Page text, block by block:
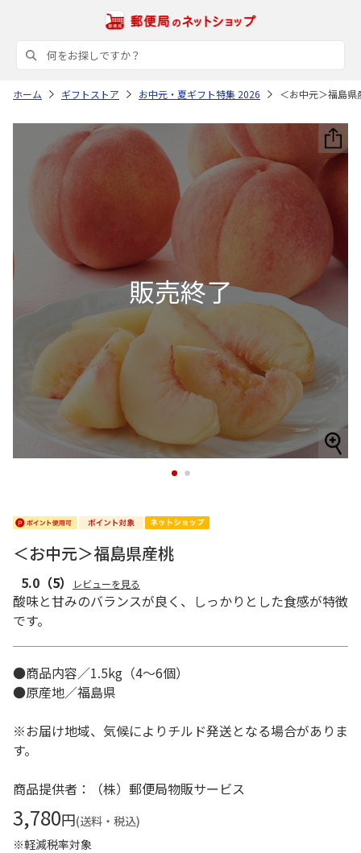
ホーム ギフトストア お中元・夏ギフト特集 2026 ＜お中元＞福島県
1 2
＜お中元＞福島県産桃
5.0 （5） レビューを見る
酸味と甘みのバランスが良く、しっかりとした食感が特徴
です。
●商品内容／1.5kg（4～6個）
●原産地／福島県
※お届け地域、気候によりチルド発送となる場合がありま
す。
商品提供者：（株）郵便局物販サービス
3,780円(送料・税込)
※軽減税率対象